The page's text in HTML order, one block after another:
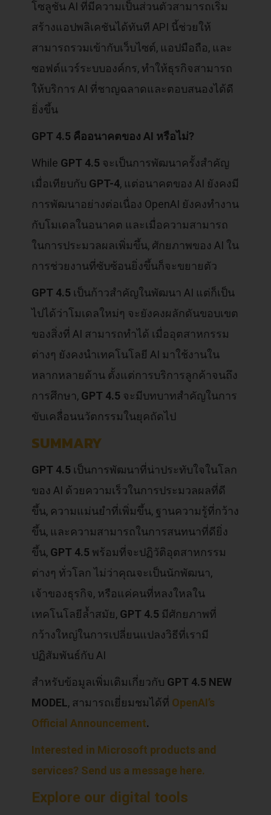
โซลูชัน AI ที่มีความเป็นส่วนตัวสามารถเริ่ม
สร้างแอปพลิเคชันได้ทันที API นี้ช่วยให้
สามารถรวมเข้ากับเว็บไซต์, แอปมือถือ, และ
ซอฟต์แวร์ระบบองค์กร, ทำให้ธุรกิจสามารถ
ให้บริการ AI ที่ชาญฉลาดและตอบสนองได้ดี
ยิ่งขึ้น
GPT 4.5 คืออนาคตของ AI หรือไม่?
While GPT 4.5 จะเป็นการพัฒนาครั้งสำคัญ
เมื่อเทียบกับ GPT-4, แต่อนาคตของ AI ยังคงมี
การพัฒนาอย่างต่อเนื่อง OpenAI ยังคงทำงาน
กับโมเดลในอนาคต และเมื่อความสามารถ
ในการประมวลผลเพิ่มขึ้น, ศักยภาพของ AI ใน
การช่วยงานที่ซับซ้อนยิ่งขึ้นก็จะขยายตัว
GPT 4.5 เป็นก้าวสำคัญในพัฒนา AI แต่ก็เป็น
ไปได้ว่าโมเดลใหม่ๆ จะยังคงผลักดันขอบเขต
ของสิ่งที่ AI สามารถทำได้ เมื่ออุตสาหกรรม
ต่างๆ ยังคงนำเทคโนโลยี AI มาใช้งานใน
หลากหลายด้าน ตั้งแต่การบริการลูกค้าจนถึง
การศึกษา, GPT 4.5 จะมีบทบาทสำคัญในการ
ขับเคลื่อนนวัตกรรมในยุคถัดไป
SUMMARY
GPT 4.5 เป็นการพัฒนาที่น่าประทับใจในโลก
ของ AI ด้วยความเร็วในการประมวลผลที่ดี
ขึ้น, ความแม่นยำที่เพิ่มขึ้น, ฐานความรู้ที่กว้าง
ขึ้น, และความสามารถในการสนทนาที่ดียิ่ง
ขึ้น, GPT 4.5 พร้อมที่จะปฏิวัติอุตสาหกรรม
ต่างๆ ทั่วโลก ไม่ว่าคุณจะเป็นนักพัฒนา,
เจ้าของธุรกิจ, หรือแค่คนที่หลงใหลใน
เทคโนโลยีล้ำสมัย, GPT 4.5 มีศักยภาพที่
กว้างใหญ่ในการเปลี่ยนแปลงวิธีที่เรามี
ปฏิสัมพันธ์กับ AI
สำหรับข้อมูลเพิ่มเติมเกี่ยวกับ GPT 4.5 NEW
MODEL, สามารถเยี่ยมชมได้ที่ OpenAI’s
Official Announcement.
Interested in Microsoft products and
services? Send us a message here.
Explore our digital tools